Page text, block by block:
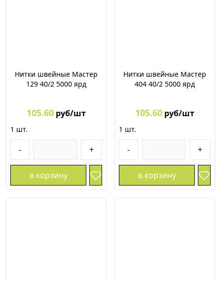
Нитки швейные Мастер
129 40/2 5000 ярд
105.60 руб/шт
1 шт.
- +
в корзину
Нитки швейные Мастер
404 40/2 5000 ярд
105.60 руб/шт
1 шт.
- +
в корзину